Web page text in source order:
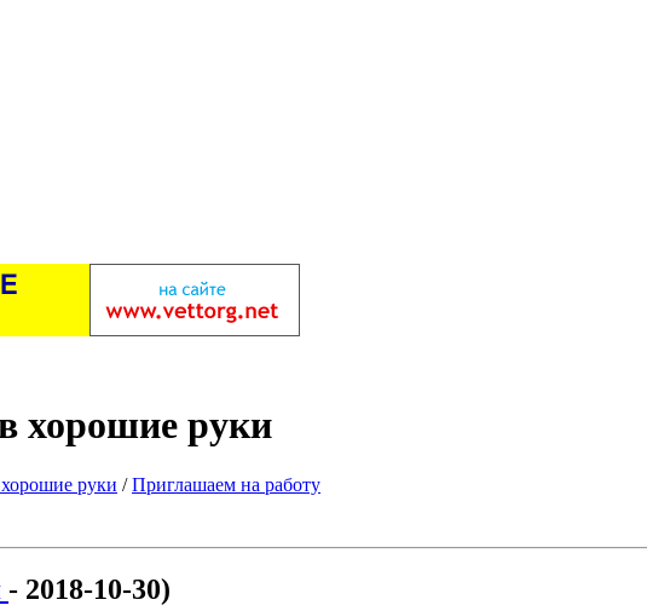
хорошие руки
руки /Приглашаем на работу
- 2018-10-30)